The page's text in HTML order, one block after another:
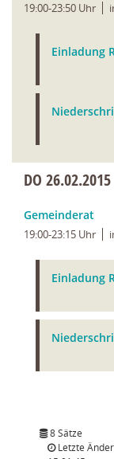
19:00-23:50 Uhr
Einladung
DO 26.02.2015
Gemeinderat
19:00-23:15 Uhr
Einladung
8 Sätze
Letzte